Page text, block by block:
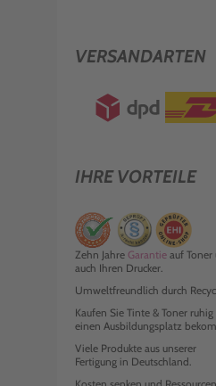
VERSANDARTEN
IHRE VORTEILE
Zehn Jahre Garantie auf Toner
auch Ihren Drucker.
Umweltfreundlich durch
Kaufen Sie Tinte & Toner
einen Ausbildungsplatz
Viele Produkte aus unserer
Fertigung in Deutschland.